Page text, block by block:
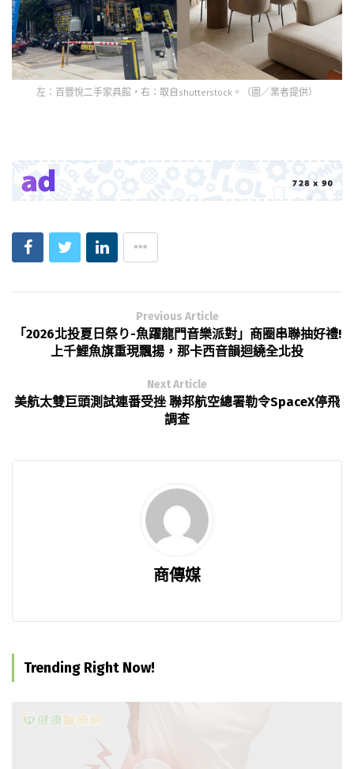
左：百豐悅二手家具館，右：取自shutterstock。（圖／業者提供）
Previous Article
「2026北投夏日祭り-魚躍龍門音樂派對」商圈串聯抽好禮!
上千鯉魚旗重現飄揚，那卡西音韻迴繞全北投
Next Article
美航太雙巨頭測試連番受挫 聯邦航空總署勒令SpaceX停飛
調查
商傳媒
Trending Right Now!